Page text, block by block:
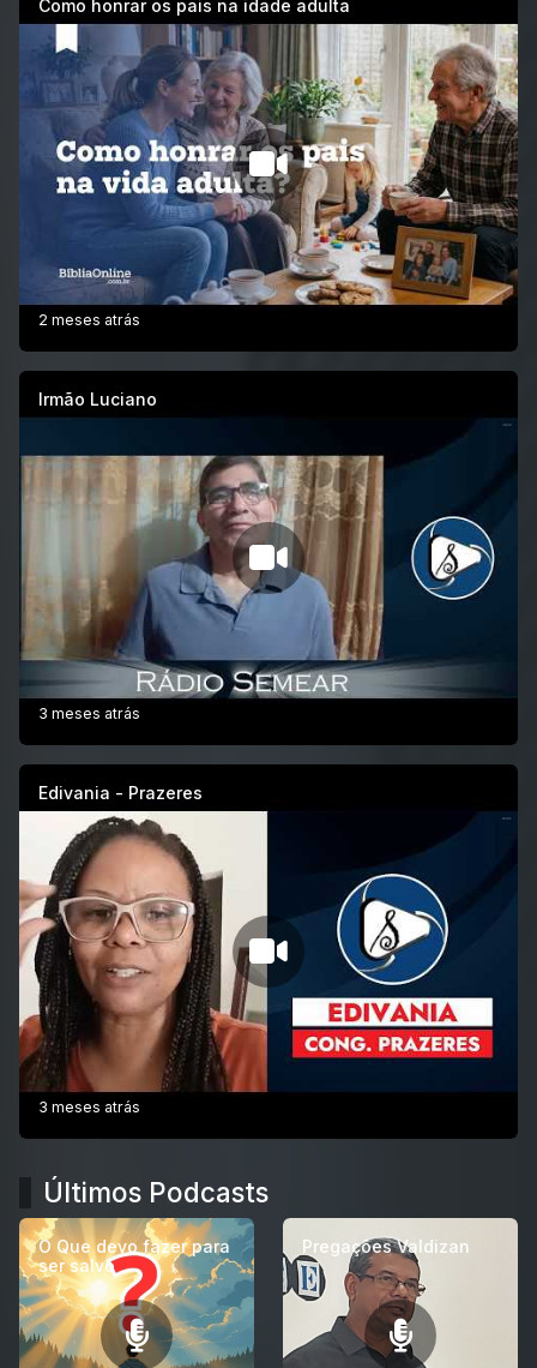
Como honrar os pais na idade adulta
2 meses atrás
Irmão Luciano
3 meses atrás
Edivania - Prazeres
3 meses atrás
Últimos Podcasts
O Que devo fazer para
ser salvo
Pregações Valdizan